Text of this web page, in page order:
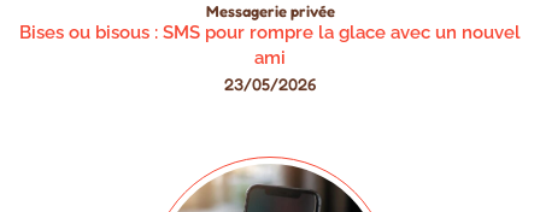
Messagerie privée
Bises ou bisous : SMS pour rompre la glace avec un nouvel
ami
23/05/2026